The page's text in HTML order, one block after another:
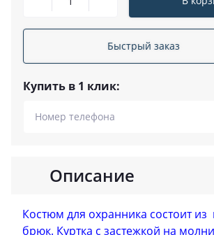
Быстрый заказ
Купить в 1 клик:
Описание
Костюм для охранника состоит из
брюк. Куртка с застежкой на